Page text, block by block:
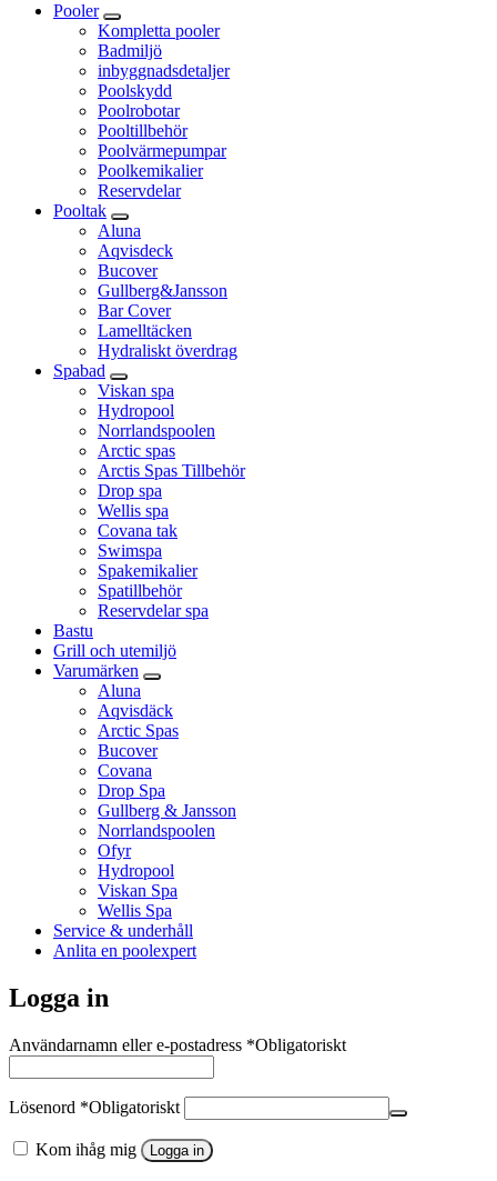
Pooler
Kompletta pooler
Badmiljö
inbyggnadsdetaljer
Poolskydd
Poolrobotar
Pooltillbehör
Poolvärmepumpar
Poolkemikalier
Reservdelar
Pooltak
Aluna
Aqvisdeck
Bucover
Gullberg&Jansson
Bar Cover
Lamelltäcken
Hydraliskt överdrag
Spabad
Viskan spa
Hydropool
Norrlandspoolen
Arctic spas
Arctis Spas Tillbehör
Drop spa
Wellis spa
Covana tak
Swimspa
Spakemikalier
Spatillbehör
Reservdelar spa
Bastu
Grill och utemiljö
Varumärken
Aluna
Aqvisdäck
Arctic Spas
Bucover
Covana
Drop Spa
Gullberg & Jansson
Norrlandspoolen
Ofyr
Hydropool
Viskan Spa
Wellis Spa
Service & underhåll
Anlita en poolexpert
Logga in
Användarnamn eller e-postadress *Obligatoriskt
Lösenord *Obligatoriskt
Kom ihåg mig Logga in